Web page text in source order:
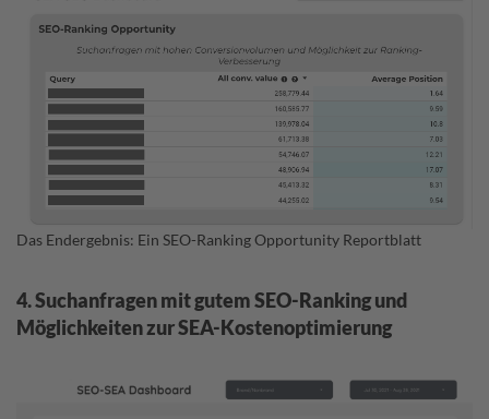
Das Endergebnis: Ein SEO-Ranking Opportunity Reportblatt
4. Suchanfragen mit gutem SEO-Ranking und
Möglichkeiten zur SEA-Kostenoptimierung